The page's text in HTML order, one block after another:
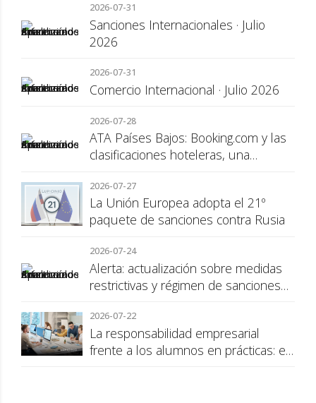
2026-07-31
Sanciones Internacionales · Julio
2026
2026-07-31
Comercio Internacional · Julio 2026
2026-07-28
ATA Países Bajos: Booking.com y las
clasificaciones hoteleras, una
consumidor
2026-07-27
La Unión Europea adopta el 21º
paquete de sanciones contra Rusia
2026-07-24
Alerta: actualización sobre medidas
restrictivas y régimen de sanciones
2026-07-22
La responsabilidad empresarial
frente a los alumnos en prácticas: el